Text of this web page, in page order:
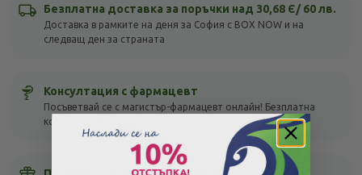
Безплатна доставка за поръчки над 30,68 Є/ 60 лв.
Доставка в рамките на деня за София с BOX NOW и на
следващ ден за страната
Консултация с фармацевт
Посъветвай се с магистър-фармацевт онлайн! Безплатна
консултация с отговор до 1 час!